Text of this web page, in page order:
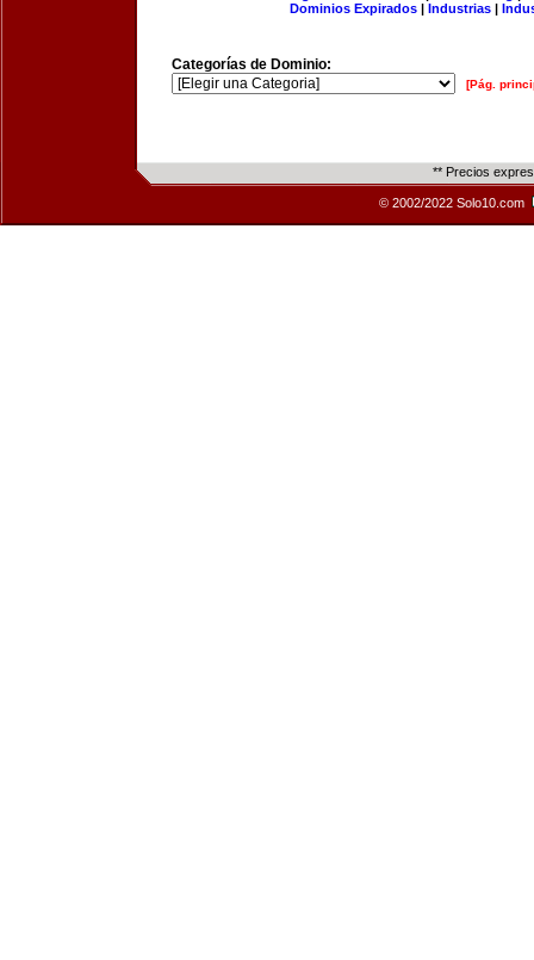
Dominios Expirados | Industrias |
Categorías de Dominio:
[Pág.
** Precios
© 2002/2022 Solo10.com